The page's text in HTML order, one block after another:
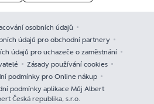
osobních údajů
údajů pro obchodní partnery
údajů pro uchazeče o zaměstnání
Zásady používání cookies
podmínky pro Online nákup
podmínky aplikace Můj Albert
Česká republika, s.r.o.